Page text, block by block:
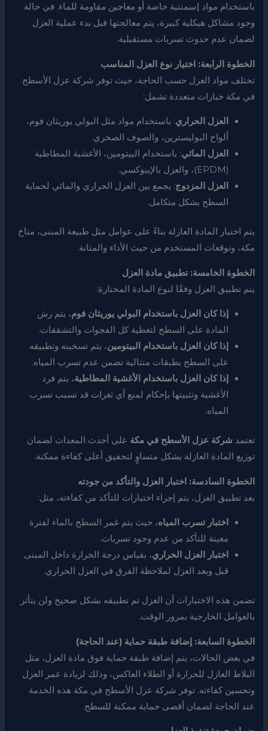
باستخدام مواد إسمنتية خاصة أو معاجين مقاومة للماء. في حالة
وجود مشاكل هيكلية كبيرة، يتم معالجتها قبل بدء عملية العزل
لضمان عدم حدوث تسربات مستقبلية.
الخطوة الرابعة: اختيار نوع العزل المناسب
تختلف مواد العزل حسب الحاجة، حيث توفر شركة عزل الأسطح
في مكة خيارات متعددة تشمل:
العزل الحراري: باستخدام مواد مثل البولي يوريثان فوم،
ألواح البوليسترين، والصوف الصخري.
العزل المائي: باستخدام البيتومين، الأغشية المطاطية
(EPDM)، والعزل بالإيبوكسي.
العزل المزدوج: يجمع بين العزل الحراري والمائي لحماية
السطح بشكل متكامل.
يتم اختيار المادة العازلة بناءً على عوامل مثل طبيعة المبنى، مناخ
مكة، وتوقعات المستخدم من حيث الأداء والمتانة.
الخطوة الخامسة: تطبيق مادة العزل
يتم تطبيق العزل وفقًا لنوع المادة المختارة:
إذا كان العزل باستخدام البولي يوريثان فوم، يتم رش
المادة على السطح لتغطية كل الفجوات والتشققات.
إذا كان العزل باستخدام البيتومين، يتم تسخينه وتطبيقه
على السطح بطبقات متتالية تضمن عدم تسرب المياه.
إذا كان العزل باستخدام الأغشية المطاطية، يتم فرد
الأغشية وتثبيتها بإحكام لمنع أي ثغرات قد تسبب تسرب
المياه.
تعتمد شركة عزل الأسطح في مكة على أحدث المعدات لضمان
توزيع المادة العازلة بشكل متساوٍ لتحقيق أعلى كفاءة ممكنة.
الخطوة السادسة: اختبار العزل والتأكد من جودته
بعد تطبيق العزل، يتم إجراء اختبارات للتأكد من كفاءته، مثل:
اختبار تسرب المياه، حيث يتم غمر السطح بالماء لفترة
معينة للتأكد من عدم وجود تسربات.
اختبار العزل الحراري، بقياس درجة الحرارة داخل المبنى
قبل وبعد العزل لملاحظة الفرق في العزل الحراري.
تضمن هذه الاختبارات أن العزل تم تطبيقه بشكل صحيح ولن يتأثر
بالعوامل الخارجية بمرور الوقت.
الخطوة السابعة: إضافة طبقة حماية (عند الحاجة)
في بعض الحالات، يتم إضافة طبقة حماية فوق مادة العزل، مثل
البلاط العازل للحرارة أو الطلاء العاكس، وذلك لزيادة عمر العزل
وتحسين كفاءته. توفر شركة عزل الأسطح في مكة هذه الخدمة
عند الحاجة لضمان أقصى حماية ممكنة للسطح.